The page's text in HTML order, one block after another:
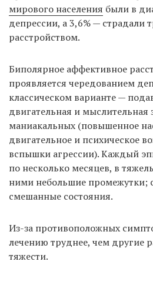
мирового населения были в
депрессии, а 3,6% — страдали
расстройством.
Биполярное аффективное
проявляется чередованием
классическом варианте —
двигательная и мыслительная
маниакальных (повышенное
двигательное и психическое
вспышки агрессии). Каждый
по несколько месяцев, в
ними небольшие промежутки;
смешанные состояния.
Из-за противоположных
лечению труднее, чем другие
тяжести.